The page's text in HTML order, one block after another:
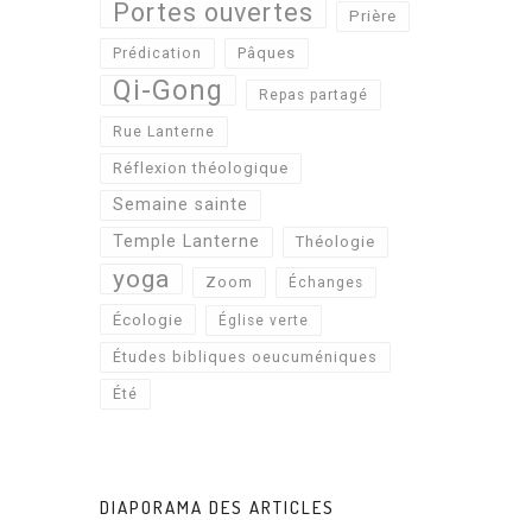
Portes ouvertes Prière
Prédication Pâques
Qi-Gong Repas partagé
Rue Lanterne
Réflexion théologique
Semaine sainte
Temple Lanterne
Théologie
yoga Zoom Échanges
Écologie Église verte
Études bibliques oeucuméniques
Été
DIAPORAMA DES ARTICLES